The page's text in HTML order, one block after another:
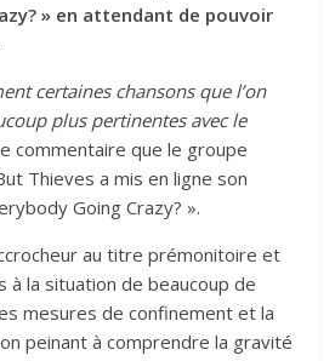
» en attendant de pouvoir
certaines chansons que l’on
plus pertinentes avec le
commentaire que le groupe
Thieves a mis en ligne son
Going Crazy? ».
au titre prémonitoire et
à la situation de beaucoup de
mesures de confinement et la
peinant à comprendre la gravité